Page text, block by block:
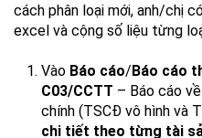
cách phân loại mới, anh/chị
excel và cộng số liệu từng
Vào Báo cáo/Báo cáo
C03/CCTT – Báo cáo
chính (TSCĐ vô hình và
chi tiết theo từng tài